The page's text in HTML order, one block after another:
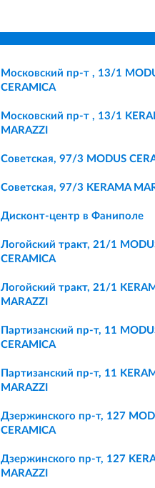
Московский пр-т , 13/1
CERAMICA
Московский пр-т , 13/1
MARAZZI
Советская, 97/3 MODUS
Советская, 97/3 KERAMA
Дисконт-центр в Фаниполе
Логойский тракт, 21/1
CERAMICA
Логойский тракт, 21/1
MARAZZI
Партизанский пр-т, 11
CERAMICA
Партизанский пр-т, 11
MARAZZI
Дзержинского пр-т, 127
CERAMICA
Дзержинского пр-т, 127
MARAZZI